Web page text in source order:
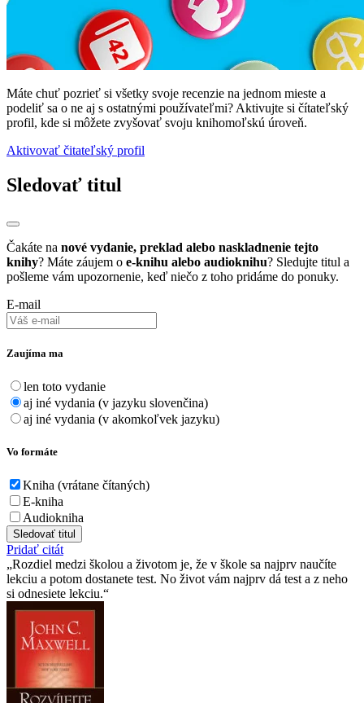
Máte chuť pozrieť si všetky svoje recenzie na jednom mieste a
podeliť sa o ne aj s ostatnými používateľmi? Aktivujte si čítateľský
profil, kde si môžete zvyšovať svoju knihomoľskú úroveň.
Aktivovať čitateľský profil
Sledovať titul
Čakáte na nové vydanie, preklad alebo naskladnenie tejto
knihy? Máte záujem o e-knihu alebo audioknihu? Sledujte titul a
pošleme vám upozornenie, keď niečo z toho pridáme do ponuky.
E-mail
Zaujíma ma
len toto vydanie
aj iné vydania (v jazyku slovenčina)
aj iné vydania (v akomkoľvek jazyku)
Vo formáte
Kniha (vrátane čítaných)
E-kniha
Audiokniha
Sledovať titul
Pridať citát
Rozdiel medzi školou a životom je, že v škole sa najprv naučíte
lekciu a potom dostanete test. No život vám najprv dá test a z neho
si odnesiete lekciu.